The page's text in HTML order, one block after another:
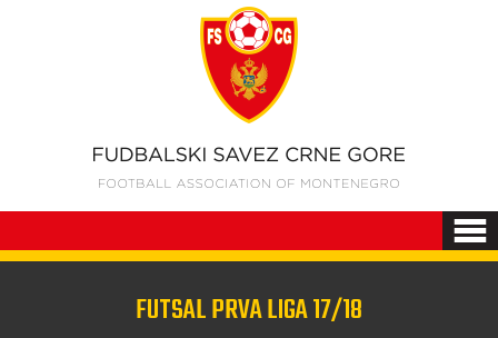
FUTSAL PRVA LIGA 17/18